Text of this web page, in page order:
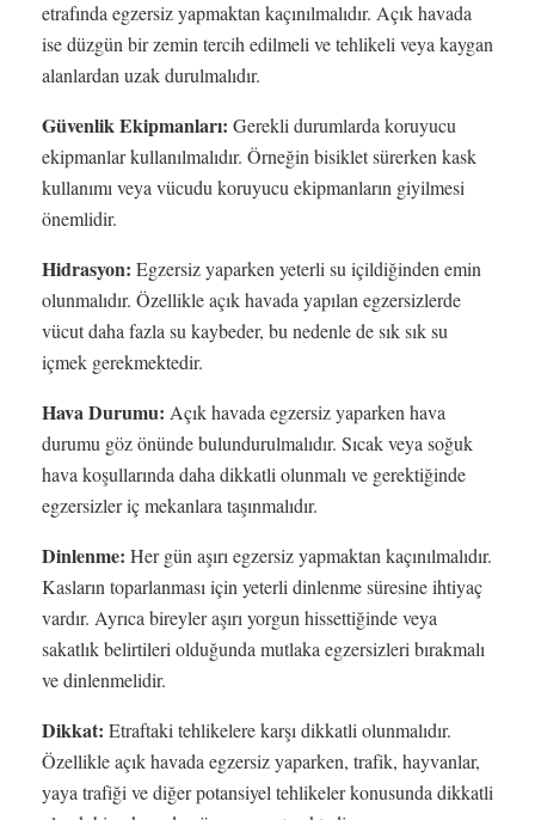
etrafında egzersiz yapmaktan kaçınılmalıdır. Açık havada
ise düzgün bir zemin tercih edilmeli ve tehlikeli veya kaygan
alanlardan uzak durulmalıdır.
Güvenlik Ekipmanları: Gerekli durumlarda koruyucu
ekipmanlar kullanılmalıdır. Örneğin bisiklet sürerken kask
kullanımı veya vücudu koruyucu ekipmanların giyilmesi
önemlidir.
Hidrasyon: Egzersiz yaparken yeterli su içildiğinden emin
olunmalıdır. Özellikle açık havada yapılan egzersizlerde
vücut daha fazla su kaybeder, bu nedenle de sık sık su
içmek gerekmektedir.
Hava Durumu: Açık havada egzersiz yaparken hava
durumu göz önünde bulundurulmalıdır. Sıcak veya soğuk
hava koşullarında daha dikkatli olunmalı ve gerektiğinde
egzersizler iç mekanlara taşınmalıdır.
Dinlenme: Her gün aşırı egzersiz yapmaktan kaçınılmalıdır.
Kasların toparlanması için yeterli dinlenme süresine ihtiyaç
vardır. Ayrıca bireyler aşırı yorgun hissettiğinde veya
sakatlık belirtileri olduğunda mutlaka egzersizleri bırakmalı
ve dinlenmelidir.
Dikkat: Etraftaki tehlikelere karşı dikkatli olunmalıdır.
Özellikle açık havada egzersiz yaparken, trafik, hayvanlar,
yaya trafiği ve diğer potansiyel tehlikeler konusunda dikkatli